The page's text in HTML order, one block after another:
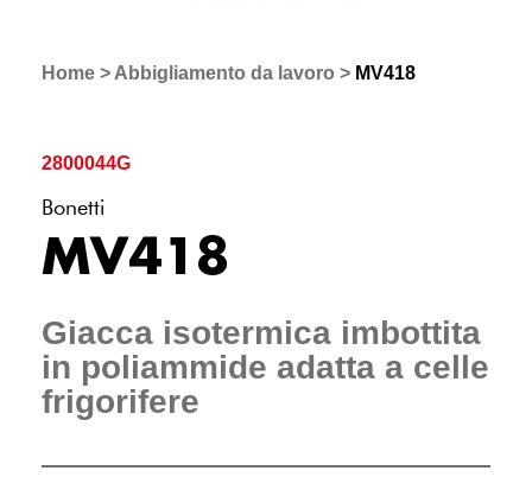
Home > Abbigliamento da lavoro > MV418
2800044G
Bonetti
MV418
Giacca isotermica imbottita
in poliammide adatta a celle
frigorifere